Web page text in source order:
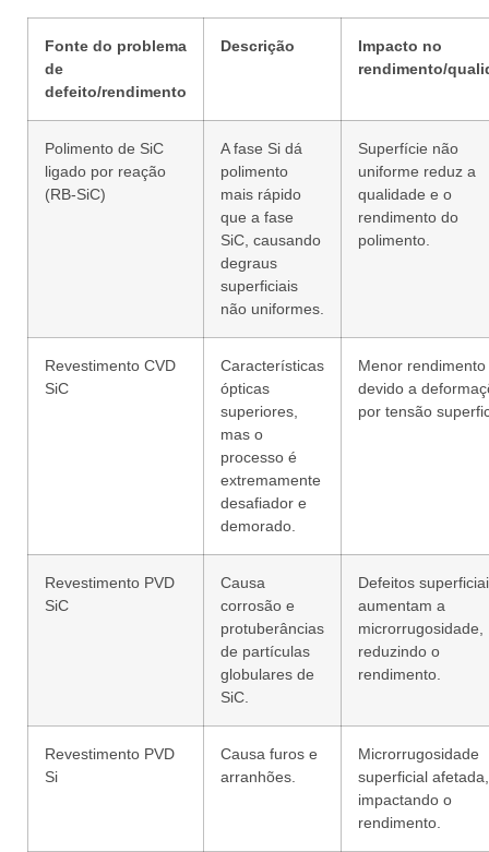
Fonte do problema
de
defeito/rendimento
Descrição
Impacto no
rendimento/
Polimento de SiC
ligado por reação
(RB-SiC)
A fase Si dá
polimento
mais rápido
que a fase
SiC, causando
degraus
superficiais
não uniformes.
Superfície não
uniforme reduz a
qualidade e o
rendimento do
polimento.
Revestimento CVD
SiC
Características
ópticas
superiores,
mas o
processo é
extremamente
desafiador e
demorado.
Menor rendimento
devido a
por tensão
Revestimento PVD
SiC
Causa
corrosão e
protuberâncias
de partículas
globulares de
SiC.
Defeitos
aumentam a
microrrugosidade,
reduzindo o
rendimento.
Revestimento PVD
Si
Causa furos e
arranhões.
Microrrugosidade
superficial afetada,
impactando o
rendimento.